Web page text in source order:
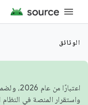
الوثائق
اعتبارًا
واستقرار المنصة في